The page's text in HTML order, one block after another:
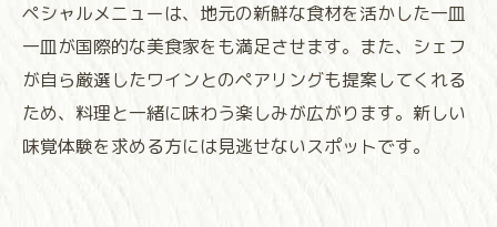
ペシャルメニューは、地元の新鮮な食材を活かした一皿
一皿が国際的な美食家をも満足させます。また、シェフ
が自ら厳選したワインとのペアリングも提案してくれる
ため、料理と一緒に味わう楽しみが広がります。新しい
味覚体験を求める方には見逃せないスポットです。